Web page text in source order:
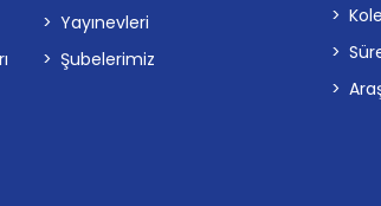
Yayınevleri
Şubelerimiz